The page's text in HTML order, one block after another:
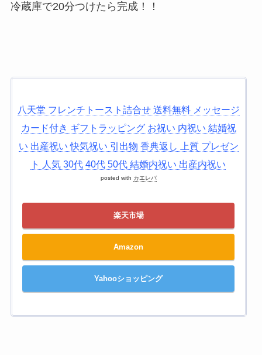
冷蔵庫で20分つけたら完成！！
八天堂 フレンチトースト詰合せ 送料無料 メッセージ
カード付き ギフトラッピング お祝い 内祝い 結婚祝
い 出産祝い 快気祝い 引出物 香典返し 上質 プレゼン
ト 人気 30代 40代 50代 結婚内祝い 出産内祝い
posted with カエレバ
楽天市場
Amazon
Yahooショッピング